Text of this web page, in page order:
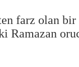
farz olan
Ramazan